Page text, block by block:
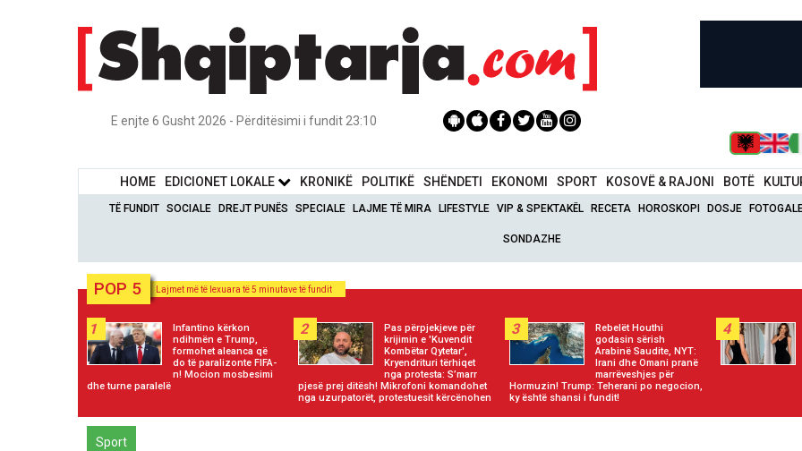
E enjte 6 Gusht 2026 - Përditësimi i fundit 23:10
HOME EDICIONET LOKALE KRONIKË POLITIKË SHËNDETI EKONOMI SPORT KOSOVË & RAJONI BOTË
TË FUNDIT SOCIALE DREJT PUNËS SPECIALE LAJME TË MIRA LIFESTYLE VIP & SPEKTAKËL RECETA HOROSKOPI DOSJE
SONDAZHE
POP 5 Lajmet më të lexuara të 5 minutave të fundit
1
Infantino kërkon
ndihmën e Trump,
formohet aleanca që
do të paralizonte FIFA-
n! Mocion mosbesimi
dhe turne paralelë
2
Pas përpjekjeve për
krijimin e 'Kuvendit
Kombëtar Qytetar',
Kryendrituri tërhiqet
nga protesta: S’marr
pjesë prej ditësh! Mikrofoni komandohet
nga uzurpatorët, protestuesit kërcënohen
3
Rebelët Houthi
godasin sërish
Arabinë Saudite, NYT:
Irani dhe Omani pranë
marrëveshjes për
Hormuzin! Trump: Teherani po negocion,
ky është shansi i fundit!
4
Sport